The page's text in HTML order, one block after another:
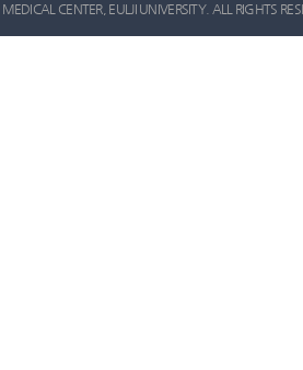
CENTER, EULJI UNIVERSITY. ALL RIGHTS